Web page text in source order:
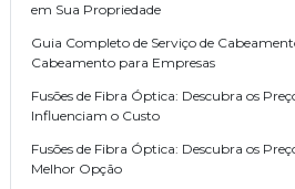
em Sua Propriedade
Guia Completo de Serviço de
Cabeamento para Empresas
Fusões de Fibra Óptica: Descubra os
Influenciam o Custo
Fusões de Fibra Óptica: Descubra os
Melhor Opção